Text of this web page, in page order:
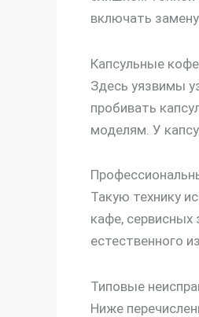
включать замену
Капсульные
Здесь уязвимы
пробивать
моделям. У
Такую технику
кафе, сервисных
естественного
Типовые
Ниже